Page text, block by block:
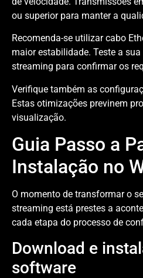
ou superior para manter a
Recomenda-se utilizar cabo
maior estabilidade. Teste a
streaming para confirmar os
Verifique também as
Estas otimizações previnem
visualização.
Guia Passo a
Instalação no
O momento de transformar o
streaming está prestes a
cada etapa do processo de
Download e
software